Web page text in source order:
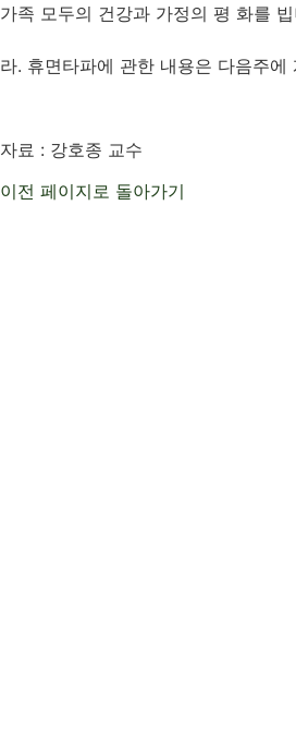
가족 모두의 건강과 가정의 평 화를
라. 휴면타파에 관한 내용은 다음주에
​자료 : 강호종 교수
이전 페이지로 돌아가기